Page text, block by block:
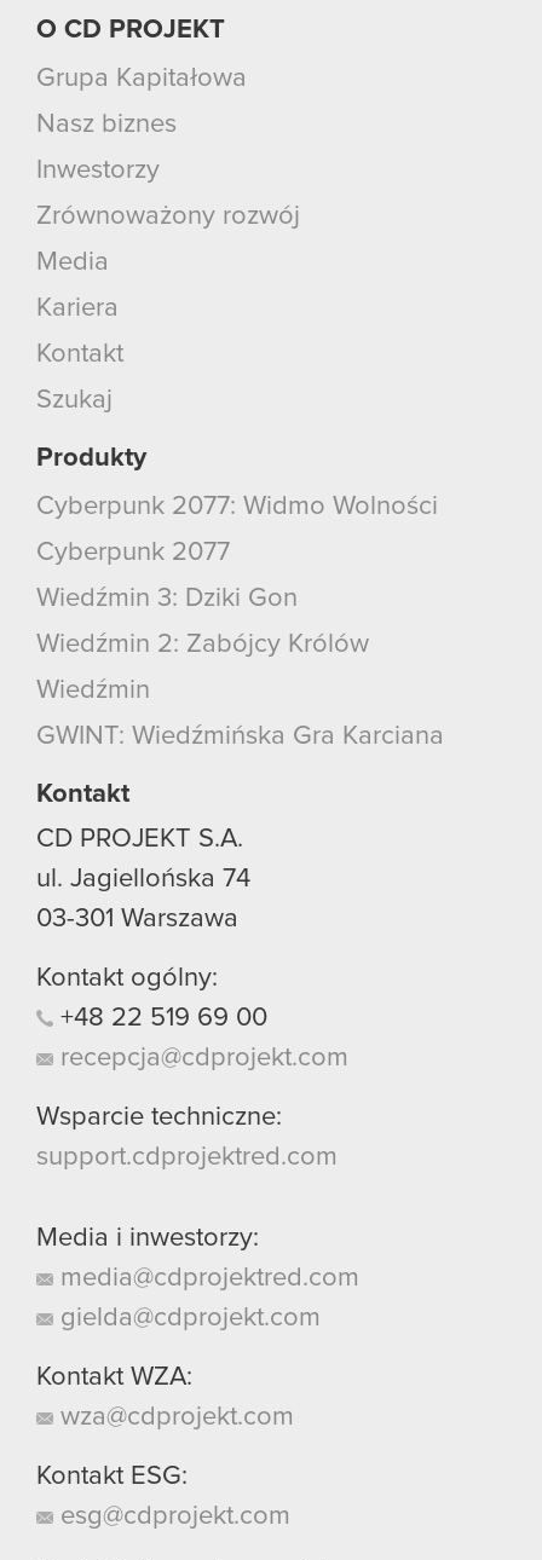
O CD PROJEKT
Grupa Kapitałowa
Nasz biznes
Inwestorzy
Zrównoważony rozwój
Media
Kariera
Kontakt
Szukaj
Produkty
Cyberpunk 2077: Widmo Wolności
Cyberpunk 2077
Wiedźmin 3: Dziki Gon
Wiedźmin 2: Zabójcy Królów
Wiedźmin
GWINT: Wiedźmińska Gra Karciana
Kontakt
CD PROJEKT S.A.
ul. Jagiellońska 74
03-301 Warszawa
Kontakt ogólny:
+48 22 519 69 00
recepcja@cdprojekt.com
Wsparcie techniczne:
support.cdprojektred.com
Media i inwestorzy:
media@cdprojektred.com
gielda@cdprojekt.com
Kontakt WZA:
wza@cdprojekt.com
Kontakt ESG:
esg@cdprojekt.com